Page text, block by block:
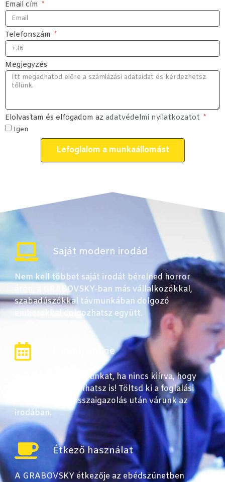
Email cím
Telefonszám
Megjegyzés
Elolvastam és elfogadom az adatvédelmi nyilatkozatot
Igen
Lefoglalom a munkaállomást
Saját modern irodád
Nem kell többet saját irodát bérelned horror
áron, a GRABOVSKY-ban más vállalkozókkal,
szabadúszókkal távmunkában dolgozó
emberekkel dolgozhatsz együtt.
Foglalj online
Nézd meg a naptárunkat, ha nincs kiírva, hogy
teltház már foglalhatsz is! Töltsd ki a foglalási
űrlapunkat és visszaigazolás után várunk az
irodában.
Étkező használat
A GRABOVSKY étkezője az ebédszünetben